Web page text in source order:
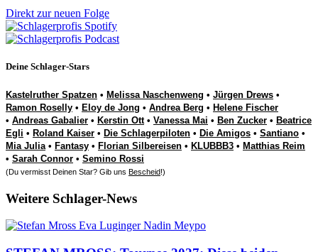
Direkt zur neuen Folge
Deine Schlager-Stars
Kastelruther Spatzen • Melissa Naschenweng • Jürgen Drews •
Ramon Roselly • Eloy de Jong • Andrea Berg • Helene Fischer
• Andreas Gabalier • Kerstin Ott• Vanessa Mai • Ben Zucker • Beatrice
Egli • Roland Kaiser • Die Schlagerpiloten • Die Amigos • Santiano •
Mia Julia• Fantasy • Florian Silbereisen • KLUBBB3 • Matthias Reim
• Sarah Connor • Semino Rossi
(Du vermisst Deinen Star? Gib uns Bescheid!)
Weitere Schlager-News